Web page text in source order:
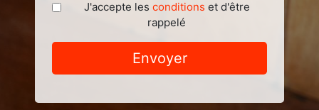
J'accepte les conditions et d'être
rappelé
Envoyer